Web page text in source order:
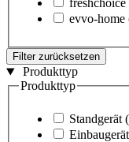
freshchoice
evvo-home
Filter zurücksetzen
Produkttyp
Produkttyp
Standgerät
Einbaugerät